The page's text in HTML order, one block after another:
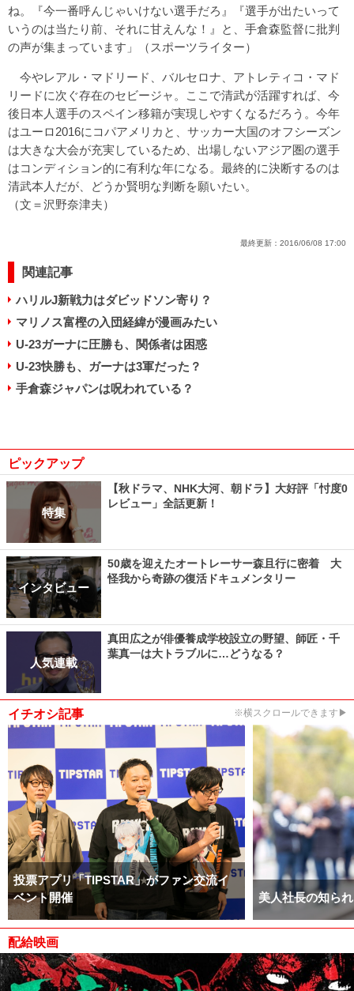
ね。『今一番呼んじゃいけない選手だろ』『選手が出たいって
いうのは当たり前、それに甘えんな！』と、手倉森監督に批判
の声が集まっています」（スポーツライター）
今やレアル・マドリード、バルセロナ、アトレティコ・マド
リードに次ぐ存在のセビージャ。ここで清武が活躍すれば、今
後日本人選手のスペイン移籍が実現しやすくなるだろう。今年
はユーロ2016にコパアメリカと、サッカー大国のオフシーズン
は大きな大会が充実しているため、出場しないアジア圏の選手
はコンディション的に有利な年になる。最終的に決断するのは
清武本人だが、どうか賢明な判断を願いたい。
（文＝沢野奈津夫）
最終更新： 2016/06/08 17:00
関連記事
ハリルJ新戦力はダビッドソン寄り？
マリノス富樫の入団経緯が漫画みたい
U-23ガーナに圧勝も、関係者は困惑
U-23快勝も、ガーナは3軍だった？
手倉森ジャパンは呪われている？
ピックアップ
特集
【秋ドラマ、NHK大河、朝ドラ】大好評「忖度0
レビュー」全話更新！
インタビュー
50歳を迎えたオートレーサー森且行に密着 大
怪我から奇跡の復活ドキュメンタリー
人気連載
真田広之が俳優養成学校設立の野望、師匠・千
葉真一は大トラブルに…どうなる？
イチオシ記事 ※横スクロールできます▶
投票アプリ「TIPSTAR」がファン交流イ
ベント開催
美人社長の知ら
配給映画